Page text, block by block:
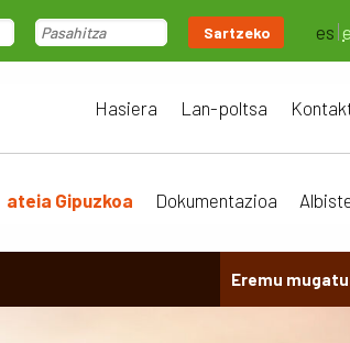
Sartzeko es
Hasiera Lan-poltsa
ateia Gipuzkoa Dokumentazioa
Eremu